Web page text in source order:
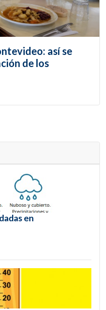
así se
de los
en